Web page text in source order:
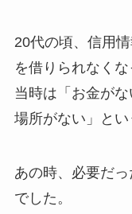
20代の頃、信用
を借りられなくな
当時は「お金が
場所がない」とい
あの時、必要だ
でした。